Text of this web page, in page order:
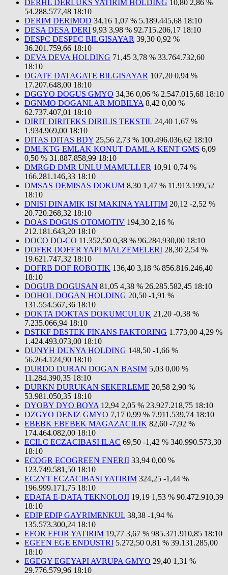
DERHL DERLUKS YATIRIM HOLDING 10,80 2,86 %
54.288.577,48 18:10
DERIM DERIMOD 34,16 1,07 % 5.189.445,68 18:10
DESA DESA DERI 9,93 3,98 % 92.715.206,17 18:10
DESPC DESPEC BILGISAYAR 39,30 0,92 %
36.201.759,66 18:10
DEVA DEVA HOLDING 71,45 3,78 % 33.764.732,60
18:10
DGATE DATAGATE BILGISAYAR 107,20 0,94 %
17.207.648,00 18:10
DGGYO DOGUS GMYO 34,36 0,06 % 2.547.015,68 18:10
DGNMO DOGANLAR MOBILYA 8,42 0,00 %
62.737.407,01 18:10
DIRIT DIRITEKS DIRILIS TEKSTIL 24,40 1,67 %
1.934.969,00 18:10
DITAS DITAS BDY 25,56 2,73 % 100.496.036,62 18:10
DMLKTG EMLAK KONUT DAMLA KENT GMS 6,09
0,50 % 31.887.858,99 18:10
DMRGD DMR UNLU MAMULLER 10,91 0,74 %
166.281.146,33 18:10
DMSAS DEMISAS DOKUM 8,30 1,47 % 11.913.199,52
18:10
DNISI DINAMIK ISI MAKINA YALITIM 20,12 -2,52 %
20.720.268,32 18:10
DOAS DOGUS OTOMOTIV 194,30 2,16 %
212.181.643,20 18:10
DOCO DO-CO 11.352,50 0,38 % 96.284.930,00 18:10
DOFER DOFER YAPI MALZEMELERI 28,30 2,54 %
19.621.747,32 18:10
DOFRB DOF ROBOTIK 136,40 3,18 % 856.816.246,40
18:10
DOGUB DOGUSAN 81,05 4,38 % 26.285.582,45 18:10
DOHOL DOGAN HOLDING 20,50 -1,91 %
131.554.567,36 18:10
DOKTA DOKTAS DOKUMCULUK 21,20 -0,38 %
7.235.066,94 18:10
DSTKF DESTEK FINANS FAKTORING 1.773,00 4,29 %
1.424.493.073,00 18:10
DUNYH DUNYA HOLDING 148,50 -1,66 %
56.264.124,90 18:10
DURDO DURAN DOGAN BASIM 5,03 0,00 %
11.284.390,35 18:10
DURKN DURUKAN SEKERLEME 20,58 2,90 %
53.981.050,35 18:10
DYOBY DYO BOYA 12,94 2,05 % 23.927.218,75 18:10
DZGYO DENIZ GMYO 7,17 0,99 % 7.911.539,74 18:10
EBEBK EBEBEK MAGAZACILIK 82,60 -7,92 %
174.464.082,00 18:10
ECILC ECZACIBASI ILAC 69,50 -1,42 % 340.990.573,30
18:10
ECOGR ECOGREEN ENERJI 33,94 0,00 %
123.749.581,50 18:10
ECZYT ECZACIBASI YATIRIM 324,25 -1,44 %
196.999.171,75 18:10
EDATA E-DATA TEKNOLOJI 19,19 1,53 % 90.472.910,39
18:10
EDIP EDIP GAYRIMENKUL 38,38 -1,94 %
135.573.300,24 18:10
EFOR EFOR YATIRIM 19,77 3,67 % 985.371.910,85 18:10
EGEEN EGE ENDUSTRI 5.272,50 0,81 % 39.131.285,00
18:10
EGEGY EGEYAPI AVRUPA GMYO 29,40 1,31 %
29.776.579,96 18:10